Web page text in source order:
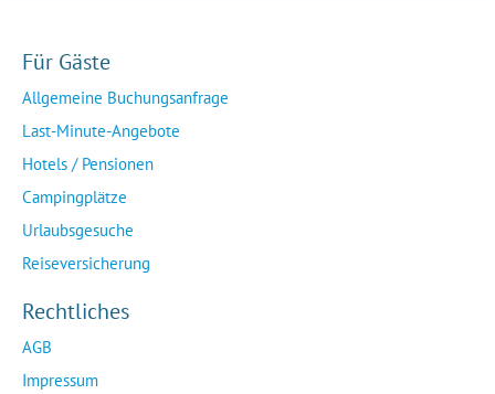
Für Gäste
Allgemeine Buchungsanfrage
Last-Minute-Angebote
Hotels / Pensionen
Campingplätze
Urlaubsgesuche
Reiseversicherung
Rechtliches
AGB
Impressum